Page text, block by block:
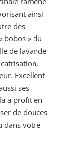
ainsi
des
bobos » du
de lavande
Excellent
ses
à profit en
de douces
dans votre